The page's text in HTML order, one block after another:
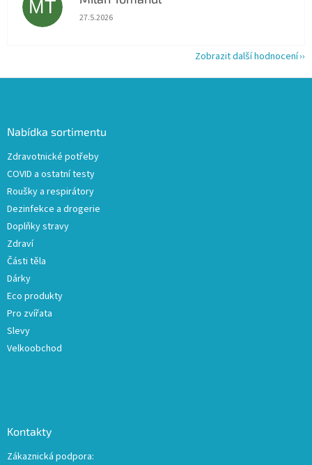
MT Hodnocení obchodu je 5 z 5 hvězdiček.
27.5.2026
Zobrazit další hodnocení
Nabídka sortimentu
Zdravotnické potřeby
COVID a ostatní testy
Roušky a respirátory
Dezinfekce a drogerie
Doplňky stravy
Zdraví
Části těla
Dárky
Eco produkty
Pro zvířata
Slevy
Velkoobchod
Kontakty
Zákaznická podpora: